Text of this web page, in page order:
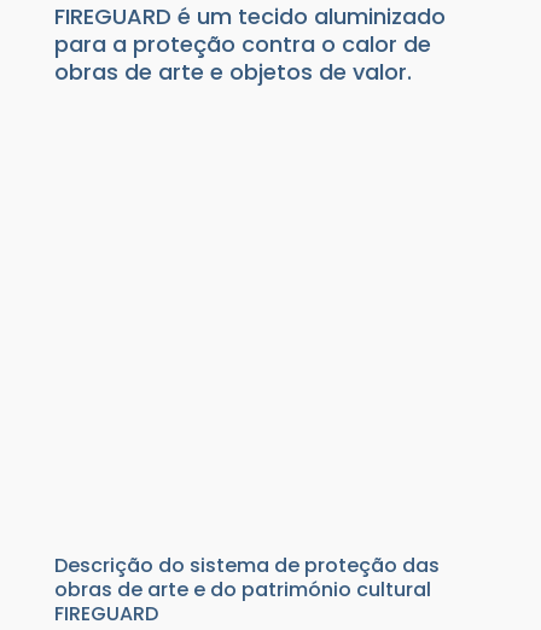
FIREGUARD é um tecido aluminizado
para a proteção contra o calor de
obras de arte e objetos de valor.
Descrição do sistema de proteção das
obras de arte e do património cultural
FIREGUARD